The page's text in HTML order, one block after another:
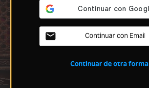
Continuar con Email
Continuar de otra forma